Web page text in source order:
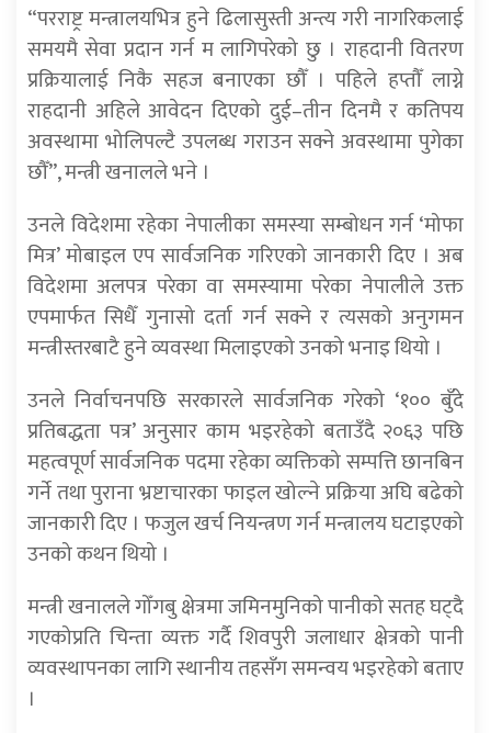
“परराष्ट्र मन्त्रालयभित्र हुने ढिलासुस्ती अन्त्य गरी नागरिकलाई
समयमै सेवा प्रदान गर्न म लागिपरेको छु । राहदानी वितरण
प्रक्रियालाई निकै सहज बनाएका छौँ । पहिले हप्तौँ लाग्ने
राहदानी अहिले आवेदन दिएको दुई–तीन दिनमै र कतिपय
अवस्थामा भोलिपल्टै उपलब्ध गराउन सक्ने अवस्थामा पुगेका
छौँ”, मन्त्री खनालले भने ।
उनले विदेशमा रहेका नेपालीका समस्या सम्बोधन गर्न ‘मोफा
मित्र’ मोबाइल एप सार्वजनिक गरिएको जानकारी दिए । अब
विदेशमा अलपत्र परेका वा समस्यामा परेका नेपालीले उक्त
एपमार्फत सिधैँ गुनासो दर्ता गर्न सक्ने र त्यसको अनुगमन
मन्त्रीस्तरबाटै हुने व्यवस्था मिलाइएको उनको भनाइ थियो ।
उनले निर्वाचनपछि सरकारले सार्वजनिक गरेको ‘१०० बुँदे
प्रतिबद्धता पत्र’ अनुसार काम भइरहेको बताउँदै २०६३ पछि
महत्वपूर्ण सार्वजनिक पदमा रहेका व्यक्तिको सम्पत्ति छानबिन
गर्ने तथा पुराना भ्रष्टाचारका फाइल खोल्ने प्रक्रिया अघि बढेको
जानकारी दिए । फजुल खर्च नियन्त्रण गर्न मन्त्रालय घटाइएको
उनको कथन थियो ।
मन्त्री खनालले गोँगबु क्षेत्रमा जमिनमुनिको पानीको सतह घट्दै
गएकोप्रति चिन्ता व्यक्त गर्दै शिवपुरी जलाधार क्षेत्रको पानी
व्यवस्थापनका लागि स्थानीय तहसँग समन्वय भइरहेको बताए
।